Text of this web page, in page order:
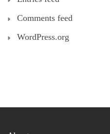
Comments feed
WordPress.org